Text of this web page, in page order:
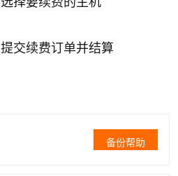
提交续费订单并结算
备份帮助